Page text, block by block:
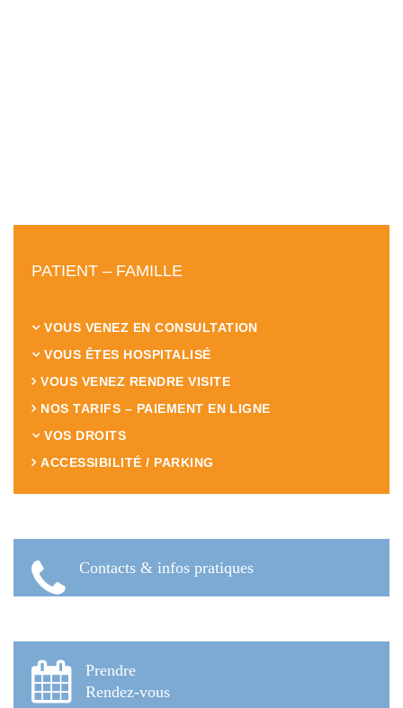
PATIENT – FAMILLE
VOUS VENEZ EN CONSULTATION
VOUS ÊTES HOSPITALISÉ
VOUS VENEZ RENDRE VISITE
NOS TARIFS – PAIEMENT EN LIGNE
VOS DROITS
ACCESSIBILITÉ / PARKING
Contacts & infos pratiques
Prendre
Rendez-vous